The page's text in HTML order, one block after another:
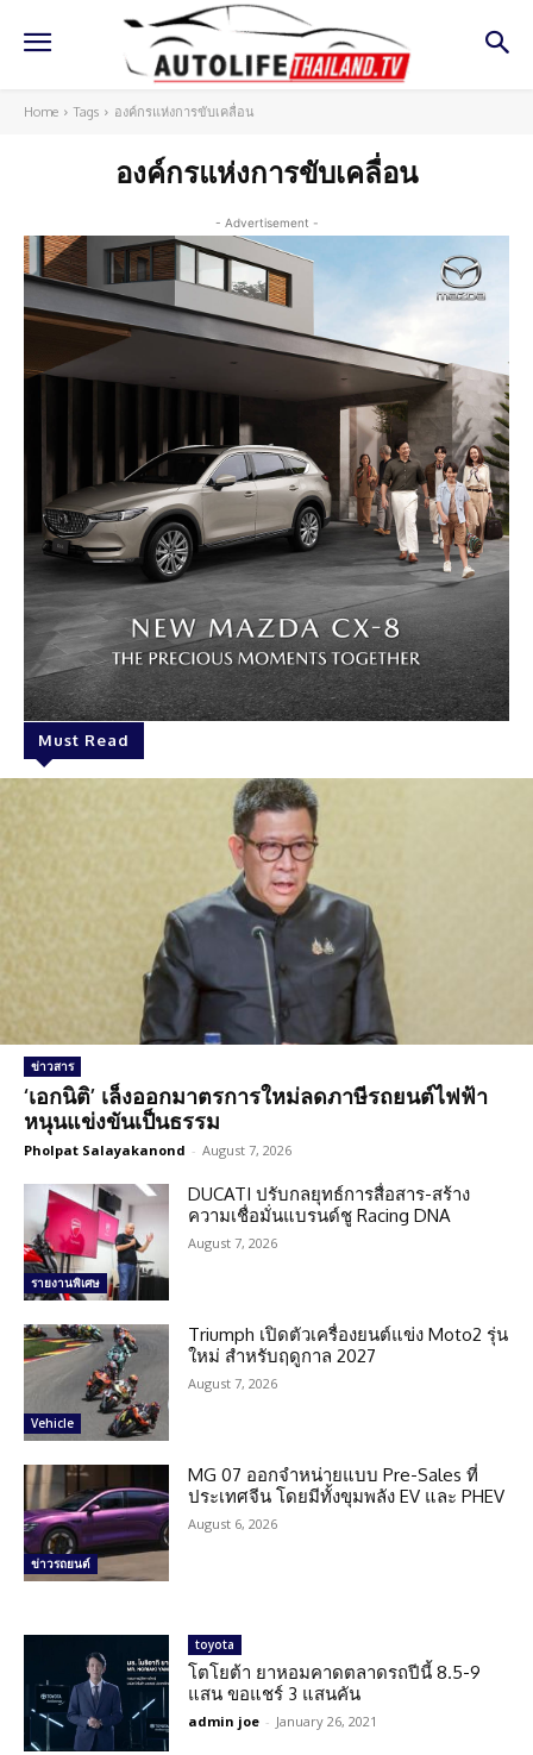
Home Tags องค์กรแห่งการขับเคลื่อน
องค์กรแห่งการขับเคลื่อน
- Advertisement -
Must Read
ข่าวสาร
‘เอกนิติ’ เล็งออกมาตรการใหม่ลดภาษีรถยนต์ไฟฟ้า
หนุนแข่งขันเป็นธรรม
Pholpat Salayakanond - August 7, 2026
รายงานพิเศษ
DUCATI ปรับกลยุทธ์การสื่อสาร-สร้าง
ความเชื่อมั่นแบรนด์ชู Racing DNA
August 7, 2026
Vehicle
Triumph เปิดตัวเครื่องยนต์แข่ง Moto2 รุ่น
ใหม่ สำหรับฤดูกาล 2027
August 7, 2026
ข่าวรถยนต์
MG 07 ออกจำหน่ายแบบ Pre-Sales ที่
ประเทศจีน โดยมีทั้งขุมพลัง EV และ PHEV
August 6, 2026
toyota
โตโยต้า ยาหอมคาดตลาดรถปีนี้ 8.5-9
แสน ขอแชร์ 3 แสนคัน
admin joe - January 26, 2021